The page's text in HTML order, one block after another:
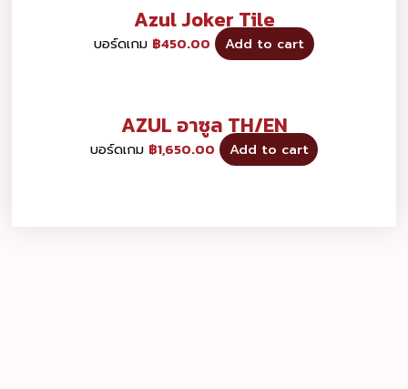
Azul Joker Tile
บอร์ดเกม ฿450.00 Add to cart
AZUL อาซูล TH/EN
บอร์ดเกม ฿1,650.00 Add to cart